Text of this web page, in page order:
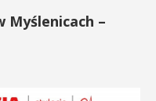
Myślenicach –